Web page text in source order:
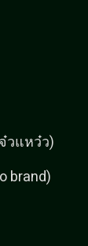
วแหว๋ว)
brand)